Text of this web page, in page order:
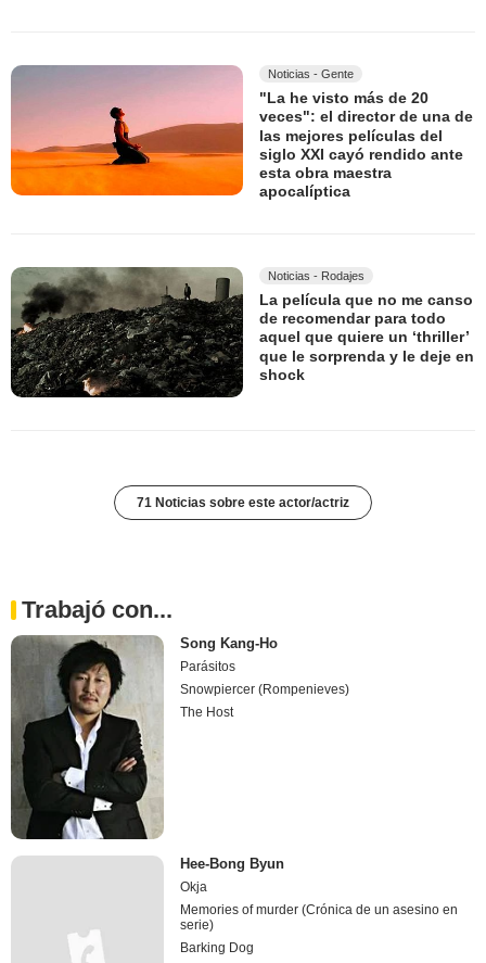
Noticias - Gente
"La he visto más de 20
veces": el director de una de
las mejores películas del
siglo XXI cayó rendido ante
esta obra maestra
apocalíptica
Noticias - Rodajes
La película que no me canso
de recomendar para todo
aquel que quiere un ‘thriller’
que le sorprenda y le deje en
shock
71 Noticias sobre este actor/actriz
Trabajó con...
Song Kang-Ho
Parásitos
Snowpiercer (Rompenieves)
The Host
Hee-Bong Byun
Okja
Memories of murder (Crónica de un asesino en
serie)
Barking Dog